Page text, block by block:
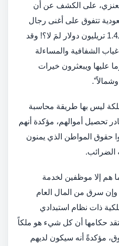
على الكشف عن أن
تتفوق على أغنى رجال
العالم، قائلة: “تقدر ثروتهم بـ1.4 تريليون دولار لمَ لا؟! وقد
غياب الشفافية والمساءلة
عليها ويبعثرون خيرات
ليس بها طريقة محاسبة
تحصيل أموالهم، مؤكدة أنهم
حقوق المواطن الذي يمنون
الضرائب.
هم إلا موظفين لخدمة
سرق من المال العام
ذات نظام استبدادي
حكامها أن كل شيء هو ملكاً
مؤكدةً أنه سيكون لديهم